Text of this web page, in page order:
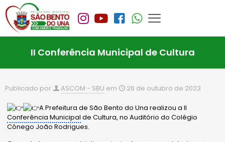
II Conferência Municipal de Cultura
Publicado por ASCOM - SBU em 26 de outubro de 2023
A Prefeitura de São Bento do Una realizou a II
Conferência Municipal de Cultura, no Auditório do Colégio
Cônego João Rodrigues.